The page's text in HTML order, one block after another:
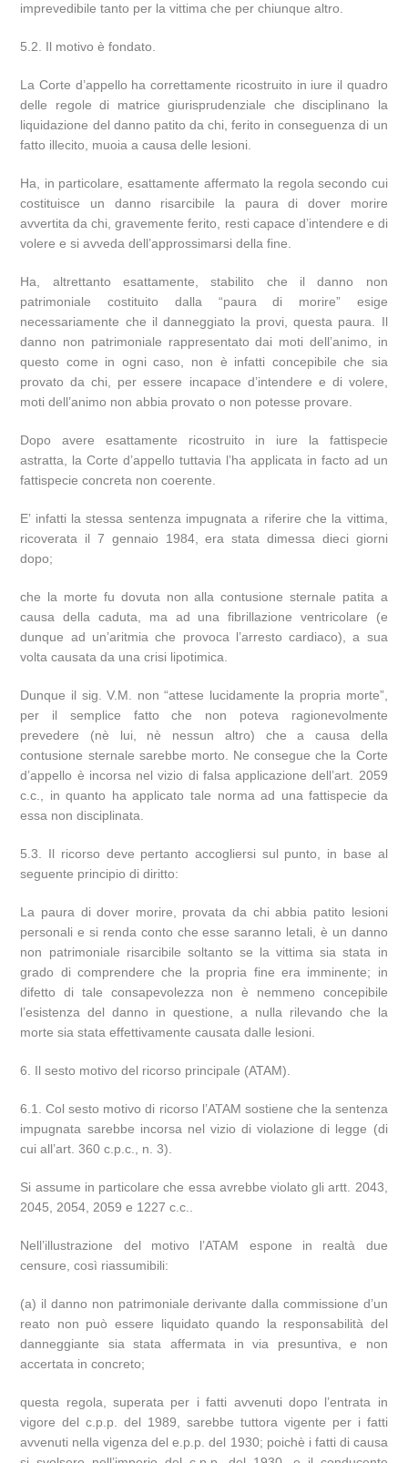
imprevedibile tanto per la vittima che per chiunque altro.
5.2. Il motivo è fondato.
La Corte d’appello ha correttamente ricostruito in iure il quadro
delle regole di matrice giurisprudenziale che disciplinano la
liquidazione del danno patito da chi, ferito in conseguenza di un
fatto illecito, muoia a causa delle lesioni.
Ha, in particolare, esattamente affermato la regola secondo cui
costituisce un danno risarcibile la paura di dover morire
avvertita da chi, gravemente ferito, resti capace d’intendere e di
volere e si avveda dell’approssimarsi della fine.
Ha, altrettanto esattamente, stabilito che il danno non
patrimoniale costituito dalla “paura di morire” esige
necessariamente che il danneggiato la provi, questa paura. Il
danno non patrimoniale rappresentato dai moti dell’animo, in
questo come in ogni caso, non è infatti concepibile che sia
provato da chi, per essere incapace d’intendere e di volere,
moti dell’animo non abbia provato o non potesse provare.
Dopo avere esattamente ricostruito in iure la fattispecie
astratta, la Corte d’appello tuttavia l’ha applicata in facto ad un
fattispecie concreta non coerente.
E’ infatti la stessa sentenza impugnata a riferire che la vittima,
ricoverata il 7 gennaio 1984, era stata dimessa dieci giorni
dopo;
che la morte fu dovuta non alla contusione sternale patita a
causa della caduta, ma ad una fibrillazione ventricolare (e
dunque ad un’aritmia che provoca l’arresto cardiaco), a sua
volta causata da una crisi lipotimica.
Dunque il sig. V.M. non “attese lucidamente la propria morte”,
per il semplice fatto che non poteva ragionevolmente
prevedere (nè lui, nè nessun altro) che a causa della
contusione sternale sarebbe morto. Ne consegue che la Corte
d’appello è incorsa nel vizio di falsa applicazione dell’art. 2059
c.c., in quanto ha applicato tale norma ad una fattispecie da
essa non disciplinata.
5.3. Il ricorso deve pertanto accogliersi sul punto, in base al
seguente principio di diritto:
La paura di dover morire, provata da chi abbia patito lesioni
personali e si renda conto che esse saranno letali, è un danno
non patrimoniale risarcibile soltanto se la vittima sia stata in
grado di comprendere che la propria fine era imminente; in
difetto di tale consapevolezza non è nemmeno concepibile
l’esistenza del danno in questione, a nulla rilevando che la
morte sia stata effettivamente causata dalle lesioni.
6. Il sesto motivo del ricorso principale (ATAM).
6.1. Col sesto motivo di ricorso l’ATAM sostiene che la sentenza
impugnata sarebbe incorsa nel vizio di violazione di legge (di
cui all’art. 360 c.p.c., n. 3).
Si assume in particolare che essa avrebbe violato gli artt. 2043,
2045, 2054, 2059 e 1227 c.c..
Nell’illustrazione del motivo l’ATAM espone in realtà due
censure, così riassumibili:
(a) il danno non patrimoniale derivante dalla commissione d’un
reato non può essere liquidato quando la responsabilità del
danneggiante sia stata affermata in via presuntiva, e non
accertata in concreto;
questa regola, superata per i fatti avvenuti dopo l’entrata in
vigore del c.p.p. del 1989, sarebbe tuttora vigente per i fatti
avvenuti nella vigenza del e.p.p. del 1930; poichè i fatti di causa